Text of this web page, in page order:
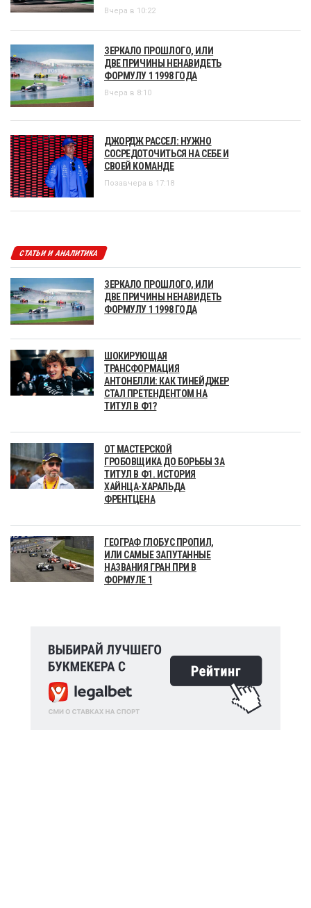
Вчера в 10:22
ЗЕРКАЛО ПРОШЛОГО, ИЛИ
ДВЕ ПРИЧИНЫ НЕНАВИДЕТЬ
ФОРМУЛУ 1 1998 ГОДА
Вчера в 8:10
ДЖОРДЖ РАССЕЛ: НУЖНО
СОСРЕДОТОЧИТЬСЯ НА СЕБЕ И
СВОЕЙ КОМАНДЕ
Позавчера в 17:18
СТАТЬИ И АНАЛИТИКА
ЗЕРКАЛО ПРОШЛОГО, ИЛИ
ДВЕ ПРИЧИНЫ НЕНАВИДЕТЬ
ФОРМУЛУ 1 1998 ГОДА
ШОКИРУЮЩАЯ
ТРАНСФОРМАЦИЯ
АНТОНЕЛЛИ: КАК ТИНЕЙДЖЕР
СТАЛ ПРЕТЕНДЕНТОМ НА
ТИТУЛ В Ф1?
ОТ МАСТЕРСКОЙ
ГРОБОВЩИКА ДО БОРЬБЫ ЗА
ТИТУЛ В Ф1. ИСТОРИЯ
ХАЙНЦА-ХАРАЛЬДА
ФРЕНТЦЕНА
ГЕОГРАФ ГЛОБУС ПРОПИЛ,
ИЛИ САМЫЕ ЗАПУТАННЫЕ
НАЗВАНИЯ ГРАН ПРИ В
ФОРМУЛЕ 1